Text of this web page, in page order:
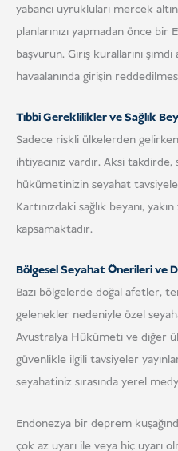
yabancı uyrukluları mercek
planlarınızı yapmadan önce
başvurun. Giriş kurallarını şimdi
havaalanında girişin
Tıbbi Gereklilikler ve Sağlık
Sadece riskli ülkelerden
ihtiyacınız vardır. Aksi
hükümetinizin seyahat
Kartınızdaki sağlık beyanı,
kapsamaktadır.
Bölgesel Seyahat Önerileri ve
Bazı bölgelerde doğal afetler,
gelenekler nedeniyle özel
Avustralya Hükümeti ve diğer
güvenlikle ilgili tavsiyeler
seyahatiniz sırasında yerel
Endonezya bir deprem
çok az uyarı ile veya hiç uyarı